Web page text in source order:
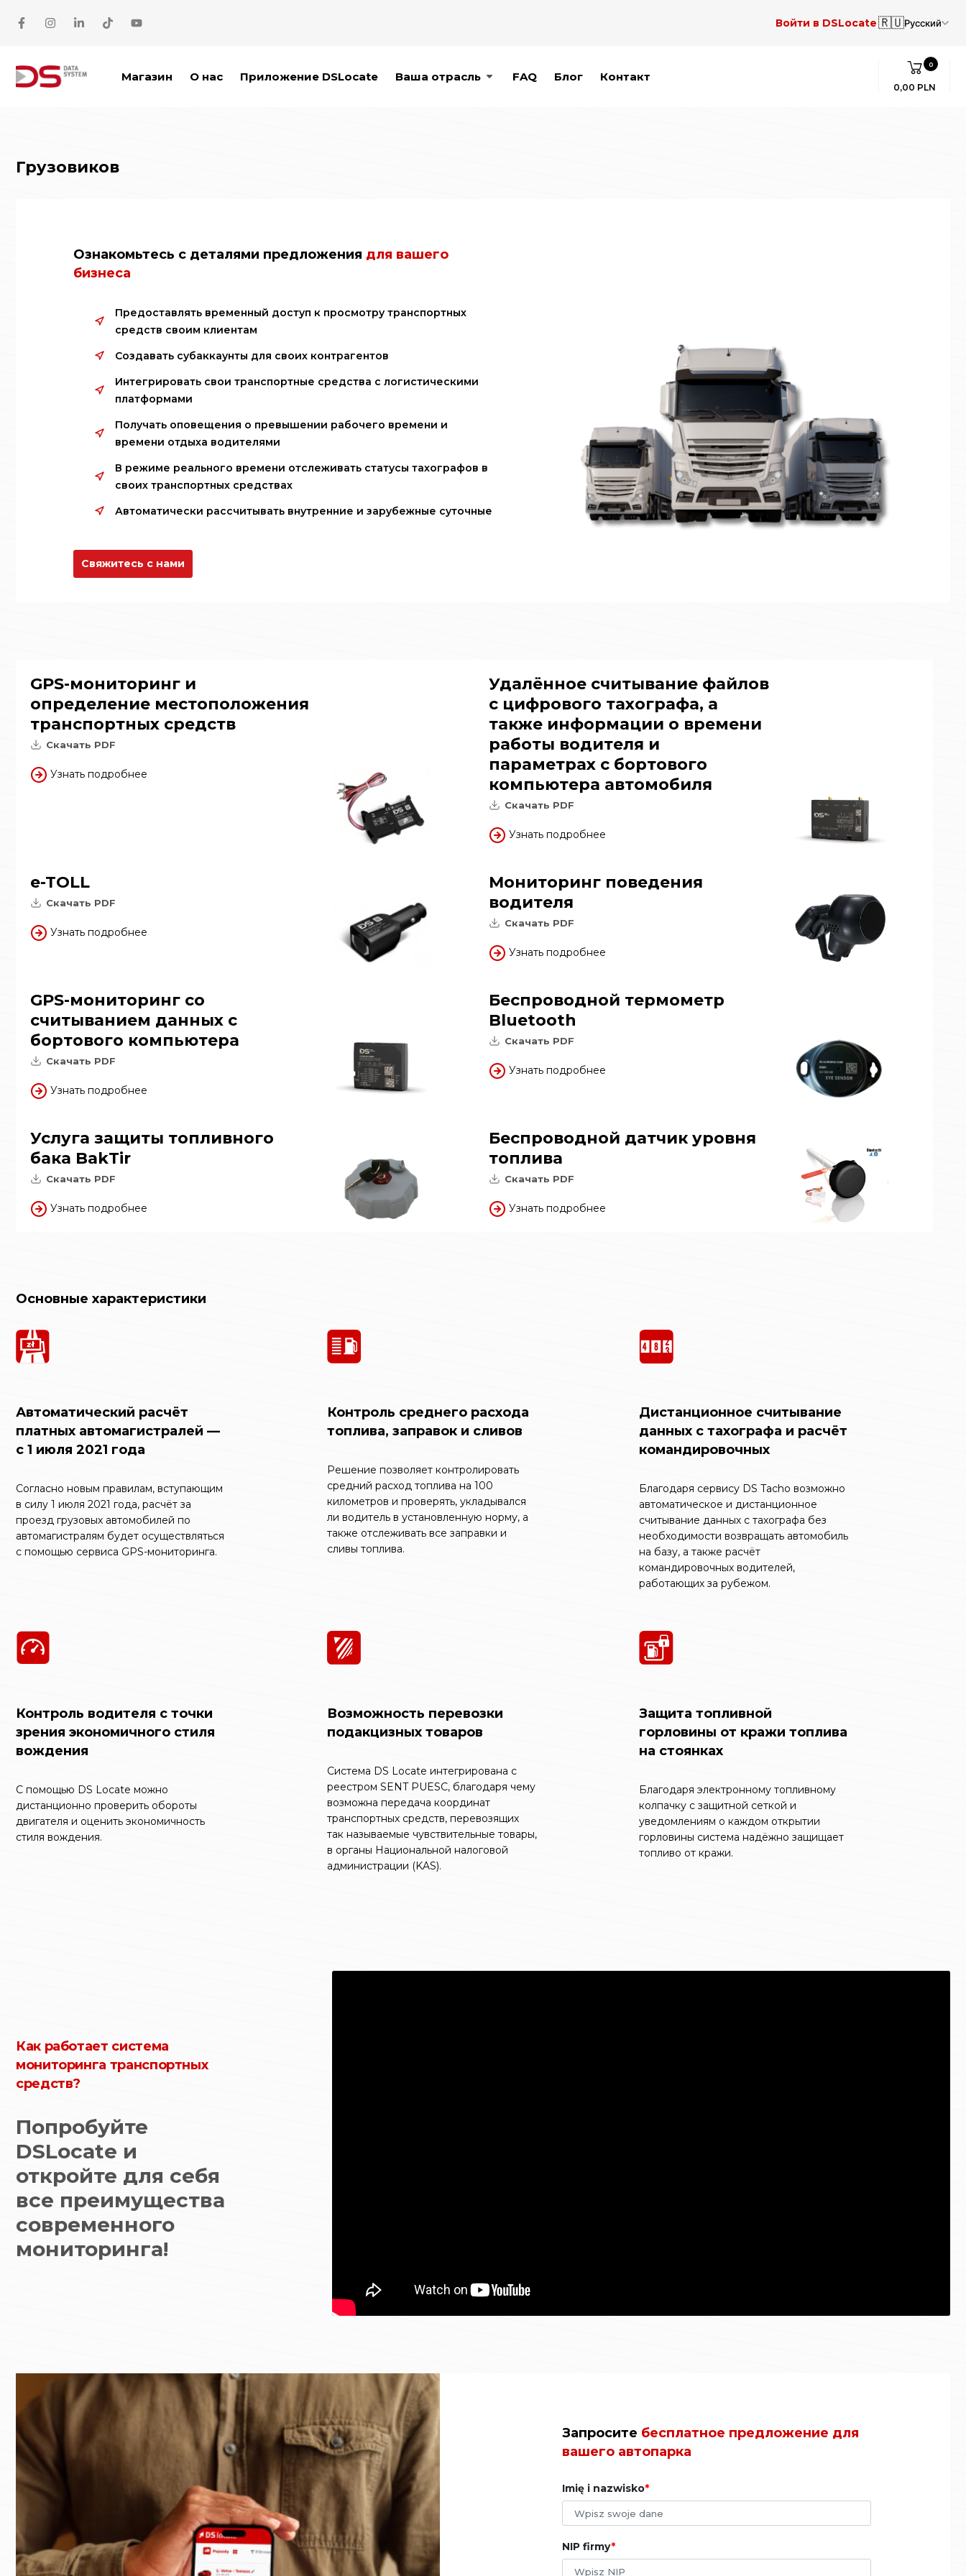
Войти в DSLocate🇷🇺Русский
Магазин О нас Приложение DSLocate Ваша отрасль FAQ Блог Контакт
0
0,00 PLN
Грузовиков
Ознакомьтесь с деталями предложения для вашего
бизнеса
Предоставлять временный доступ к просмотру транспортных
средств своим клиентам
Создавать субаккаунты для своих контрагентов
Интегрировать свои транспортные средства с логистическими
платформами
Получать оповещения о превышении рабочего времени и
времени отдыха водителями
В режиме реального времени отслеживать статусы тахографов в
своих транспортных средствах
Автоматически рассчитывать внутренние и зарубежные суточные
Свяжитесь с нами
GPS-мониторинг и
определение местоположения
транспортных средств
Скачать PDF
Узнать подробнее
Удалённое считывание файлов
с цифрового тахографа, а
также информации о времени
работы водителя и
параметрах с бортового
компьютера автомобиля
Скачать PDF
Узнать подробнее
e-TOLL
Скачать PDF
Узнать подробнее
Мониторинг поведения
водителя
Скачать PDF
Узнать подробнее
GPS-мониторинг со
считыванием данных с
бортового компьютера
Скачать PDF
Узнать подробнее
Беспроводной термометр
Bluetooth
Скачать PDF
Узнать подробнее
Услуга защиты топливного
бака BakTir
Скачать PDF
Узнать подробнее
Беспроводной датчик уровня
топлива
Скачать PDF
Узнать подробнее
Основные характеристики
Автоматический расчёт
платных автомагистралей —
с 1 июля 2021 года
Согласно новым правилам, вступающим
в силу 1 июля 2021 года, расчёт за
проезд грузовых автомобилей по
автомагистралям будет осуществляться
с помощью сервиса GPS-мониторинга.
Контроль среднего расхода
топлива, заправок и сливов
Решение позволяет контролировать
средний расход топлива на 100
километров и проверять, укладывался
ли водитель в установленную норму, а
также отслеживать все заправки и
сливы топлива.
Дистанционное считывание
данных с тахографа и расчёт
командировочных
Благодаря сервису DS Tacho возможно
автоматическое и дистанционное
считывание данных с тахографа без
необходимости возвращать автомобиль
на базу, а также расчёт
командировочных водителей,
работающих за рубежом.
Контроль водителя с точки
зрения экономичного стиля
вождения
С помощью DS Locate можно
дистанционно проверить обороты
двигателя и оценить экономичность
стиля вождения.
Возможность перевозки
подакцизных товаров
Система DS Locate интегрирована с
реестром SENT PUESC, благодаря чему
возможна передача координат
транспортных средств, перевозящих
так называемые чувствительные товары,
в органы Национальной налоговой
администрации (KAS).
Защита топливной
горловины от кражи топлива
на стоянках
Благодаря электронному топливному
колпачку с защитной сеткой и
уведомлениям о каждом открытии
горловины система надёжно защищает
топливо от кражи.
Как работает система
мониторинга транспортных
средств?
Попробуйте
DSLocate и
откройте для себя
все преимущества
современного
мониторинга!
Запросите бесплатное предложение для
вашего автопарка
Imię i nazwisko
NIP firmy